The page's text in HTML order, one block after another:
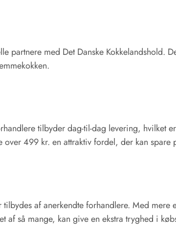
med Det Danske Kokkelandshold.
tilbyder dag-til-dag levering, hvilket
499 kr. en attraktiv fordel, der kan spare
af anerkendte forhandlere. Med mere
så mange, kan give en ekstra tryghed i